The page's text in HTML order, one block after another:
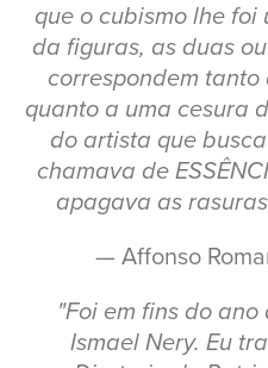
que o cubismo lhe
da figuras, as duas
correspondem
quanto a uma cesura
do artista que
chamava de
apagava as
— Affonso
"Foi em fins do ano
Ismael Nery. Eu